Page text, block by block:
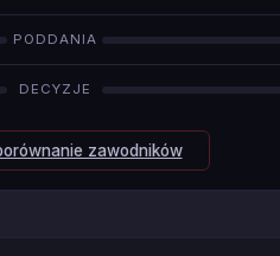
PODDANIA
DECYZJE
zawodników